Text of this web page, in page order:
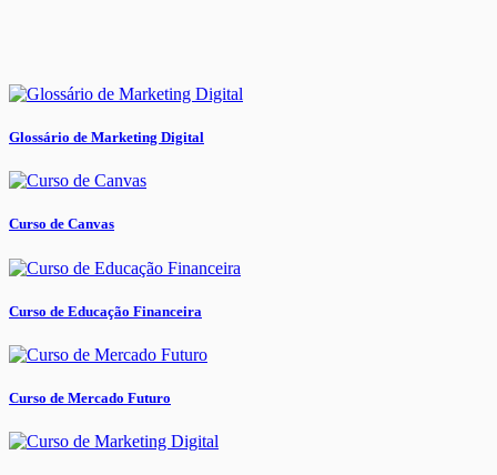
Glossário de Marketing Digital
Curso de Canvas
Curso de Educação Financeira
Curso de Mercado Futuro